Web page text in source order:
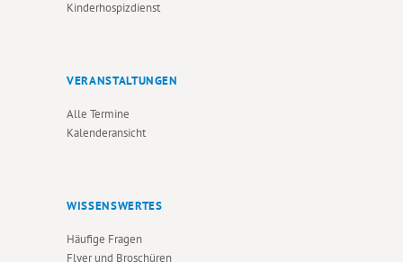
Kinderhospizdienst
VERANSTALTUNGEN
Alle Termine
Kalenderansicht
WISSENSWERTES
Häufige Fragen
Flyer und Broschüren